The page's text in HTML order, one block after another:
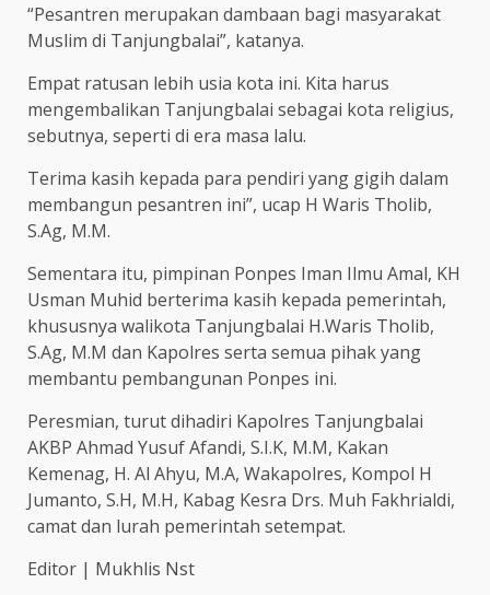
“Pesantren merupakan dambaan bagi masyarakat
Muslim di Tanjungbalai”, katanya.
Empat ratusan lebih usia kota ini. Kita harus
mengembalikan Tanjungbalai sebagai kota religius,
sebutnya, seperti di era masa lalu.
Terima kasih kepada para pendiri yang gigih dalam
membangun pesantren ini”, ucap H Waris Tholib,
S.Ag, M.M.
Sementara itu, pimpinan Ponpes Iman Ilmu Amal, KH
Usman Muhid berterima kasih kepada pemerintah,
khususnya walikota Tanjungbalai H.Waris Tholib,
S.Ag, M.M dan Kapolres serta semua pihak yang
membantu pembangunan Ponpes ini.
Peresmian, turut dihadiri Kapolres Tanjungbalai
AKBP Ahmad Yusuf Afandi, S.I.K, M.M, Kakan
Kemenag, H. Al Ahyu, M.A, Wakapolres, Kompol H
Jumanto, S.H, M.H, Kabag Kesra Drs. Muh Fakhrialdi,
camat dan lurah pemerintah setempat.
Editor | Mukhlis Nst